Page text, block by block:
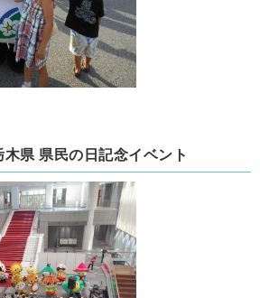
県 県民の日記念イベント